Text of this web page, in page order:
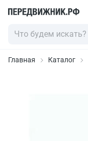
Главная Каталог